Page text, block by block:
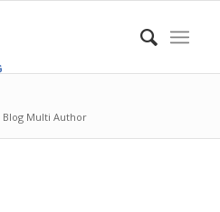
Blog Multi Author